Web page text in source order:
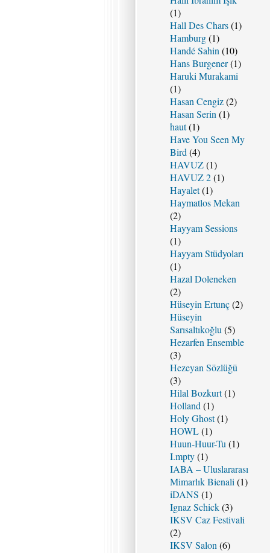
(1)
Hall Des Chars(1)
Hamburg(1)
Handé Sahin (10)
Hans Burgener(1)
Haruki Murakami
(1)
Hasan Cengiz(2)
Hasan Serin (1)
haut(1)
Have You Seen My
Bird (4)
HAVUZ(1)
HAVUZ 2(1)
Hayalet(1)
Haymatlos Mekan
(2)
Hayyam Sessions
(1)
Hayyam Stüdyoları
(1)
Hazal Doleneken
(2)
Hüseyin Ertunç(2)
Hüseyin
Sarısaltıkoğlu (5)
Hezarfen Ensemble
(3)
Hezeyan Sözlüğü
(3)
Hilal Bozkurt(1)
Holland (1)
Holy Ghost(1)
HOWL(1)
Huun-Huur-Tu (1)
I.mpty(1)
IABA – Uluslararası
Mimarlık Bienali (1)
iDANS (1)
Ignaz Schick(3)
IKSV Caz Festivali
(2)
IKSV Salon (6)